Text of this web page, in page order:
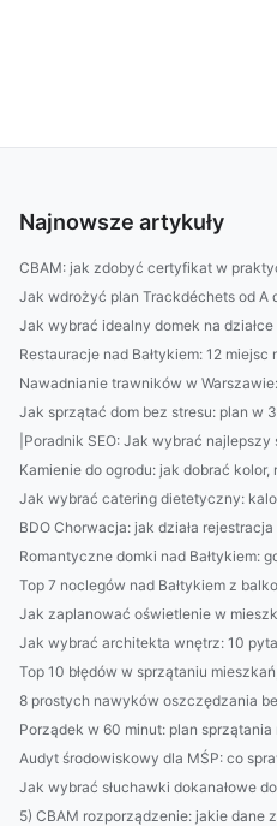
Najnowsze artykuły
CBAM: jak zdobyć certyfikat w
Jak wdrożyć plan Trackdéchets od A
Jak wybrać idealny domek na
Restauracje nad Bałtykiem: 12
Nawadnianie trawników w
Jak sprzątać dom bez stresu: plan w
|Poradnik SEO: Jak wybrać
Kamienie do ogrodu: jak dobrać kolor,
Jak wybrać catering dietetyczny:
BDO Chorwacja: jak działa
Romantyczne domki nad Bałtykiem:
Top 7 noclegów nad Bałtykiem z
Jak zaplanować oświetlenie w
Jak wybrać architekta wnętrz: 10
Top 10 błędów w sprzątaniu
8 prostych nawyków oszczędzania
Porządek w 60 minut: plan
Audyt środowiskowy dla MŚP: co
Jak wybrać słuchawki dokanałowe
5) CBAM rozporządzenie: jakie dane